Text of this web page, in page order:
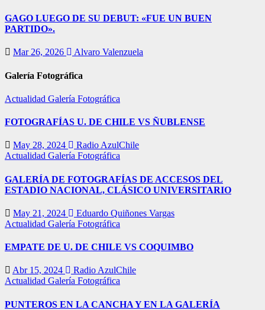
GAGO LUEGO DE SU DEBUT: «FUE UN BUEN
PARTIDO».
Mar 26, 2026 Alvaro Valenzuela
Galería Fotográfica
Actualidad Galería Fotográfica
FOTOGRAFÍAS U. DE CHILE VS ÑUBLENSE
May 28, 2024
Radio AzulChile
Actualidad Galería Fotográfica
GALERÍA DE FOTOGRAFÍAS DE ACCESOS DEL
ESTADIO NACIONAL, CLÁSICO UNIVERSITARIO
May 21, 2024
Eduardo Quiñones Vargas
Actualidad Galería Fotográfica
EMPATE DE U. DE CHILE VS COQUIMBO
Abr 15, 2024
Radio AzulChile
Actualidad Galería Fotográfica
PUNTEROS EN LA CANCHA Y EN LA GALERÍA